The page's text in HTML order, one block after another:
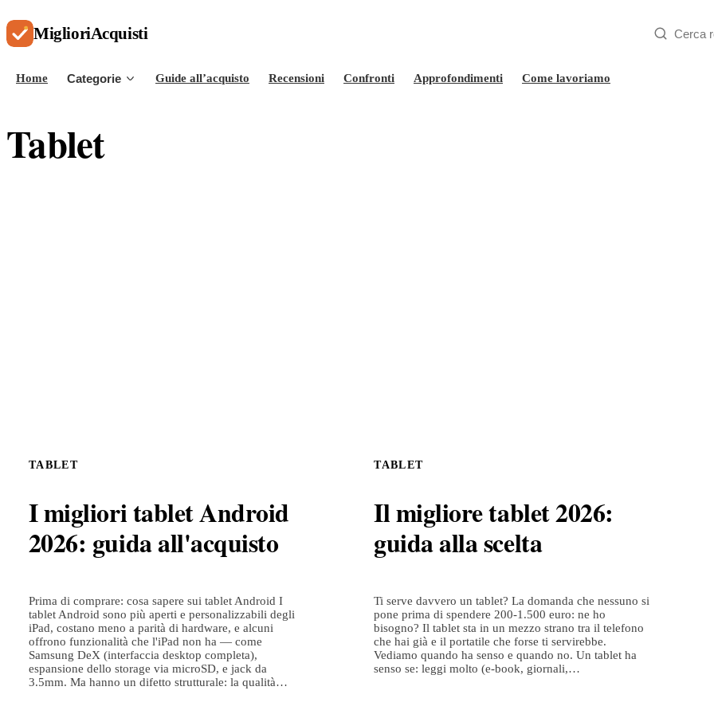
MiglioriAcquisti
Home Categorie Guide all’acquisto Recensioni Confronti Approfondimenti Come lavoriamo
Tablet
TABLET
I migliori tablet Android
2026: guida all'acquisto
Prima di comprare: cosa sapere sui tablet Android I
tablet Android sono più aperti e personalizzabili degli
iPad, costano meno a parità di hardware, e alcuni
offrono funzionalità che l'iPad non ha — come
Samsung DeX (interfaccia desktop completa),
espansione dello storage via microSD, e jack da
3.5mm. Ma hanno un difetto strutturale: la qualità…
TABLET
Il migliore tablet 2026:
guida alla scelta
Ti serve davvero un tablet? La domanda che nessuno si
pone prima di spendere 200-1.500 euro: ne ho
bisogno? Il tablet sta in un mezzo strano tra il telefono
che hai già e il portatile che forse ti servirebbe.
Vediamo quando ha senso e quando no. Un tablet ha
senso se: leggi molto (e-book, giornali,…